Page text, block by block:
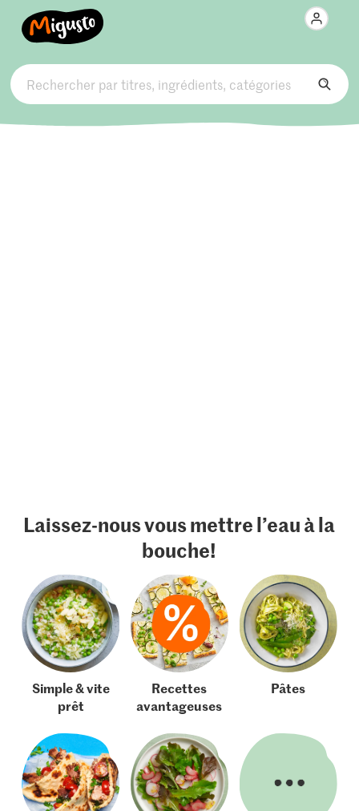
Laissez-nous vous mettre l’eau à la
bouche!
Simple & vite
prêt
Recettes
avantageuses
Pâtes